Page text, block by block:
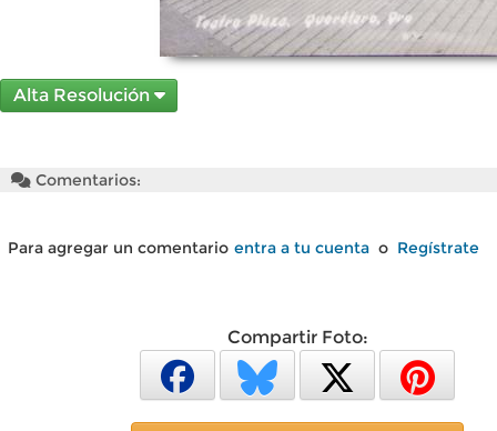
Alta Resolución
Comentarios:
Para agregar un comentario entra a tu cuenta o Regístrate
Compartir Foto: